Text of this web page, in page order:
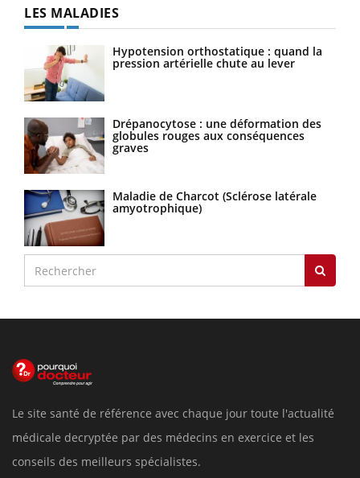
LES MALADIES
Hypotension orthostatique : quand la
pression artérielle chute au lever
Drépanocytose : une déformation des
globules rouges aux conséquences
graves
Maladie de Charcot (Sclérose latérale
amyotrophique)
Le site santé de référence avec chaque jour toute l'actualité
médicale decryptée par des médecins en exercice et les
conseils des meilleurs spécialistes.